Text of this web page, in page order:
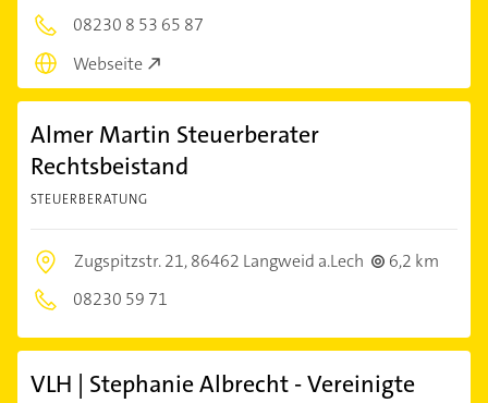
08230 8 53 65 87
Webseite
Almer Martin Steuerberater
Rechtsbeistand
STEUERBERATUNG
Zugspitzstr. 21,86462 Langweid a.Lech
6,2 km
08230 59 71
VLH | Stephanie Albrecht - Vereinigte